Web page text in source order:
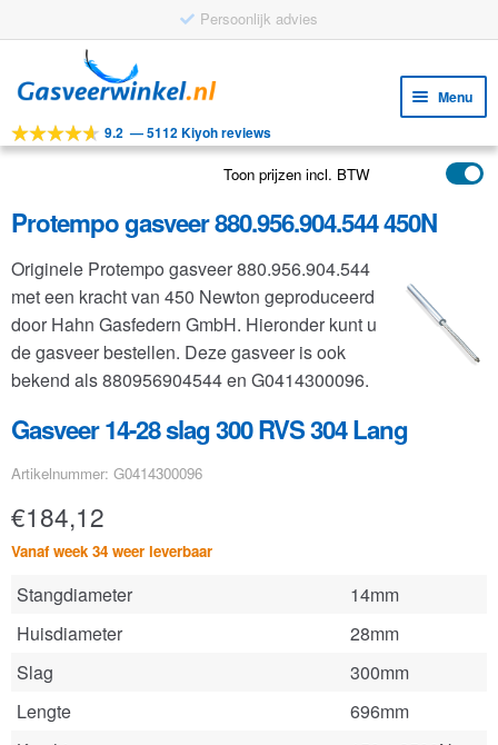
Persoonlijk advies
door
navigatie
naar
inhoud
Menu
Tools
Toepassingen
Klantenservice
FAQ
9.2 —5112 Kiyoh reviews
Toon prijzen incl. BTW
Protempo gasveer 880.956.904.544 450N
Originele Protempo gasveer 880.956.904.544
met een kracht van 450 Newton geproduceerd
door Hahn Gasfedern GmbH. Hieronder kunt u
de gasveer bestellen. Deze gasveer is ook
bekend als 880956904544 en G0414300096.
Gasveer 14-28 slag 300 RVS 304 Lang
Artikelnummer: G0414300096
€184,12
Vanaf week 34 weer leverbaar
Stangdiameter
14mm
Huisdiameter
28mm
Slag
300mm
Lengte
696mm